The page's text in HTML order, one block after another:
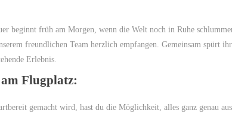
beginnt früh am Morgen, wenn die Welt noch in Ruhe
freundlichen Team herzlich empfangen. Gemeinsam spürt
Erlebnis.
Flugplatz:
gemacht wird, hast du die Möglichkeit, alles ganz genau